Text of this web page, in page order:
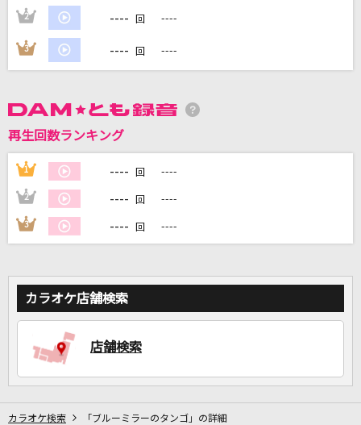
もっと見る
DAMに会員登録・ログインして
家族や友達と一緒に！練習にも！
2 ---- 回 ----
3 ---- 回 ----
再生回数ランキング
1 ---- 回 ----
2 ---- 回 ----
3 ---- 回 ----
カラオケ店舗検索
店舗検索
カラオケ検索 「ブルーミラーのタンゴ」の詳細